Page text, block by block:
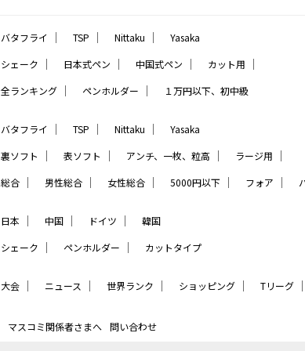
バタフライ ｜ TSP ｜ Nittaku ｜ Yasaka
シェーク ｜ 日本式ペン ｜ 中国式ペン ｜ カット用 ｜
全ランキング ｜ ペンホルダー ｜ １万円以下、初中級
バタフライ ｜ TSP ｜ Nittaku ｜ Yasaka
裏ソフト ｜ 表ソフト ｜ アンチ、一枚、粒高 ｜ ラージ用 ｜
総合 ｜ 男性総合 ｜ 女性総合 ｜ 5000円以下 ｜ フォア ｜
日本 ｜ 中国 ｜ ドイツ ｜ 韓国
シェーク ｜ ペンホルダー ｜ カットタイプ
大会 ｜ ニュース ｜ 世界ランク ｜ ショッピング ｜ Tリーグ ｜
マスコミ関係者さまへ 問い合わせ